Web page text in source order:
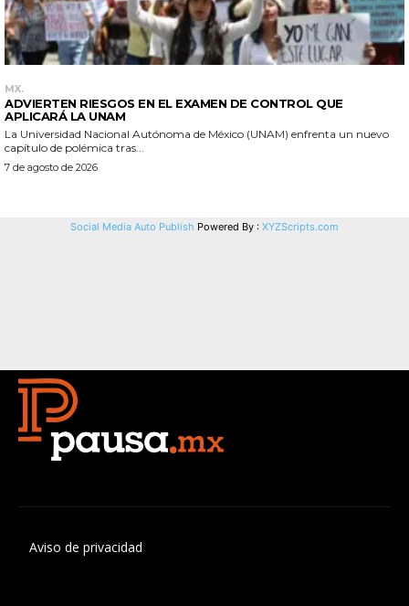
Aviso de privacidad